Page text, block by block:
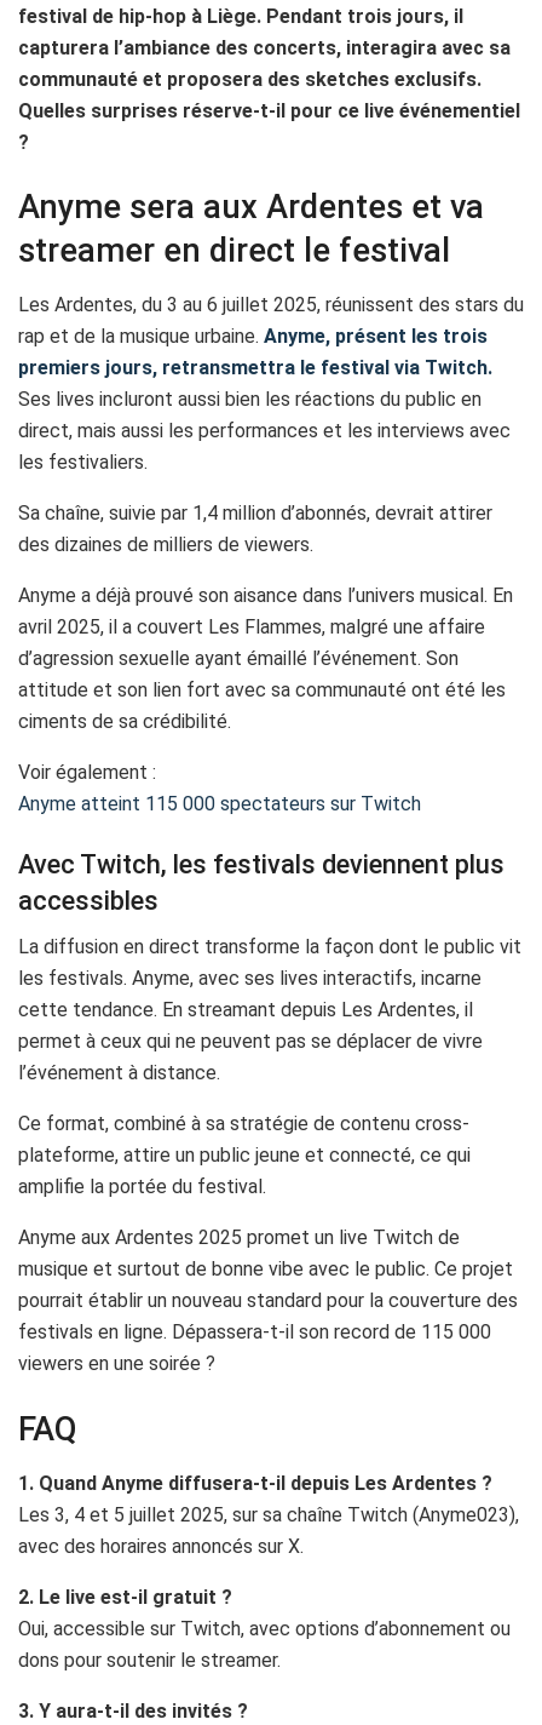
festival de hip-hop à Liège. Pendant trois jours, il
capturera l’ambiance des concerts, interagira avec sa
communauté et proposera des sketches exclusifs.
Quelles surprises réserve-t-il pour ce live événementiel
?
Anyme sera aux Ardentes et va
streamer en direct le festival
Les Ardentes, du 3 au 6 juillet 2025, réunissent des stars du
rap et de la musique urbaine. Anyme, présent les trois
premiers jours, retransmettra le festival via Twitch.
Ses lives incluront aussi bien les réactions du public en
direct, mais aussi les performances et les interviews avec
les festivaliers.
Sa chaîne, suivie par 1,4 million d’abonnés, devrait attirer
des dizaines de milliers de viewers.
Anyme a déjà prouvé son aisance dans l’univers musical. En
avril 2025, il a couvert Les Flammes, malgré une affaire
d’agression sexuelle ayant émaillé l’événement. Son
attitude et son lien fort avec sa communauté ont été les
ciments de sa crédibilité.
Voir également :
Anyme atteint 115 000 spectateurs sur Twitch
Avec Twitch, les festivals deviennent plus
accessibles
La diffusion en direct transforme la façon dont le public vit
les festivals. Anyme, avec ses lives interactifs, incarne
cette tendance. En streamant depuis Les Ardentes, il
permet à ceux qui ne peuvent pas se déplacer de vivre
l’événement à distance.
Ce format, combiné à sa stratégie de contenu cross-
plateforme, attire un public jeune et connecté, ce qui
amplifie la portée du festival.
Anyme aux Ardentes 2025 promet un live Twitch de
musique et surtout de bonne vibe avec le public. Ce projet
pourrait établir un nouveau standard pour la couverture des
festivals en ligne. Dépassera-t-il son record de 115 000
viewers en une soirée ?
FAQ
1. Quand Anyme diffusera-t-il depuis Les Ardentes ?
Les 3, 4 et 5 juillet 2025, sur sa chaîne Twitch (Anyme023),
avec des horaires annoncés sur X.
2. Le live est-il gratuit ?
Oui, accessible sur Twitch, avec options d’abonnement ou
dons pour soutenir le streamer.
3. Y aura-t-il des invités ?